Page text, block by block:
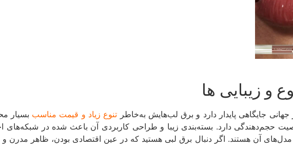
تنوع زیاد و قیمت مناسب
حجم‌دهندگی دارد. بسته‌بندی زیبا و طراحی کاربردی آن باعث شده در شبکه‌های
آن هستند. اگر دنبال برق لبی هستید که در عین اقتصادی بودن، ظاهر مدرن